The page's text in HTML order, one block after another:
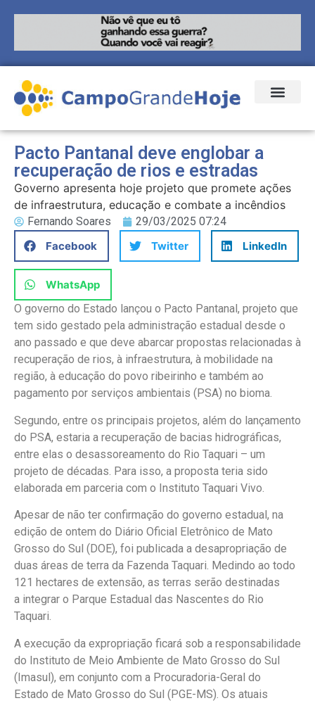
Pacto Pantanal deve englobar a
recuperação de rios e estradas
Governo apresenta hoje projeto que promete ações
de infraestrutura, educação e combate a incêndios
Fernando Soares
29/03/2025 07:24
Facebook
Twitter LinkedIn
WhatsApp
O governo do Estado lançou o Pacto Pantanal, projeto que
tem sido gestado pela administração estadual desde o
ano passado e que deve abarcar propostas relacionadas à
recuperação de rios, à infraestrutura, à mobilidade na
região, à educação do povo ribeirinho e também ao
pagamento por serviços ambientais (PSA) no bioma.
Segundo, entre os principais projetos, além do lançamento
do PSA, estaria a recuperação de bacias hidrográficas,
entre elas o desassoreamento do Rio Taquari – um
projeto de décadas. Para isso, a proposta teria sido
elaborada em parceria com o Instituto Taquari Vivo.
Apesar de não ter confirmação do governo estadual, na
edição de ontem do Diário Oficial Eletrônico de Mato
Grosso do Sul (DOE), foi publicada a desapropriação de
duas áreas de terra da Fazenda Taquari. Medindo ao todo
121 hectares de extensão, as terras serão destinadas
a integrar o Parque Estadual das Nascentes do Rio
Taquari.
A execução da expropriação ficará sob a responsabilidade
do Instituto de Meio Ambiente de Mato Grosso do Sul
(Imasul), em conjunto com a Procuradoria-Geral do
Estado de Mato Grosso do Sul (PGE-MS). Os atuais